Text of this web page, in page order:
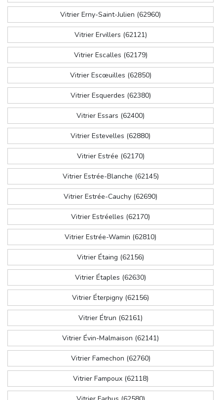
Vitrier Erny-Saint-Julien (62960)
Vitrier Ervillers (62121)
Vitrier Escalles (62179)
Vitrier Escœuilles (62850)
Vitrier Esquerdes (62380)
Vitrier Essars (62400)
Vitrier Estevelles (62880)
Vitrier Estrée (62170)
Vitrier Estrée-Blanche (62145)
Vitrier Estrée-Cauchy (62690)
Vitrier Estréelles (62170)
Vitrier Estrée-Wamin (62810)
Vitrier Étaing (62156)
Vitrier Étaples (62630)
Vitrier Éterpigny (62156)
Vitrier Étrun (62161)
Vitrier Évin-Malmaison (62141)
Vitrier Famechon (62760)
Vitrier Fampoux (62118)